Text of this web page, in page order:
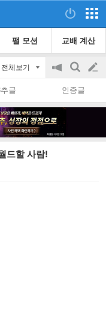
팰 모션 교배 계산
전체보기
공
on/off
검
색
글
쓰
글 인증글
드할 사람!